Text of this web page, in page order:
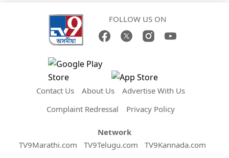
FOLLOW US ON
Contact Us About Us
Advertise With Us
Complaint Redressal
Privacy Policy
Network
TV9Marathi.com
TV9Telugu.com
TV9Kannada.com